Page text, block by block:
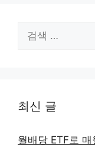
색:
최신 글
월배당 ETF로